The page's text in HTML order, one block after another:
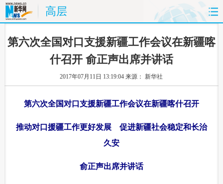
高层
首页 时政 国际 财经
体育 人事
时尚 思客 地方 法治
视频 彩票
第六次全国对口支援新疆工作会议在新疆喀
什召开 俞正声出席并讲话
2017年07月11日 13:19:04来源： 新华社
第六次全国对口支援新疆工作会议在新疆喀什召开
推动对口援疆工作更好发展 促进新疆社会稳定和长治
久安
俞正声出席并讲话